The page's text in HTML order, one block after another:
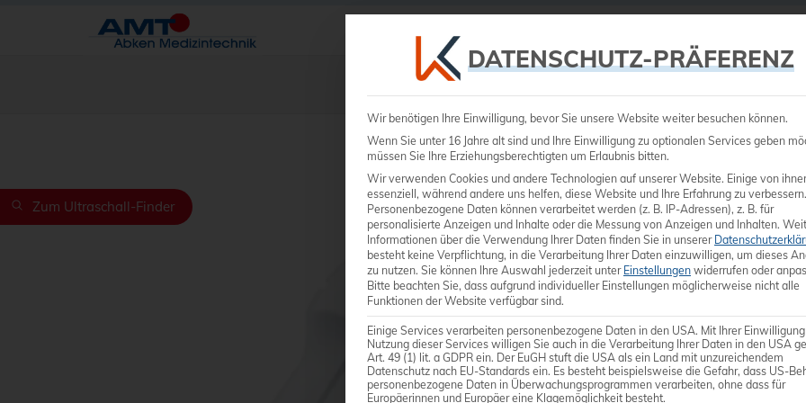
Zum Ultraschall-Finder
Ultraschall
Linear-
Frequenz-Bandbreite:
Anwenderspezifisch:
Bildfeld: 34mm
DATENSCHUTZ-PRÄFERENZ
Wir benötigen Ihre Einwilligung, bevor Sie unsere Website weiter besuchen können.
Wenn Sie unter 16 Jahre alt sind und Ihre Einwilligung zu optionalen Services geben
müssen Sie Ihre Erziehungsberechtigten um Erlaubnis bitten.
Wir verwenden Cookies und andere Technologien auf unserer Website. Einige von
essenziell, während andere uns helfen, diese Website und Ihre Erfahrung zu verbessern.
Personenbezogene Daten können verarbeitet werden (z. B. IP-Adressen), z. B. für
personalisierte Anzeigen und Inhalte oder die Messung von Anzeigen und Inhalten.
Informationen über die Verwendung Ihrer Daten finden Sie in unserer
besteht keine Verpflichtung, in die Verarbeitung Ihrer Daten einzuwilligen, um dieses
zu nutzen. Sie können Ihre Auswahl jederzeit unter Einstellungen widerrufen oder
Bitte beachten Sie, dass aufgrund individueller Einstellungen möglicherweise nicht alle
Funktionen der Website verfügbar sind.
Einige Services verarbeiten personenbezogene Daten in den USA. Mit Ihrer
Nutzung dieser Services willigen Sie auch in die Verarbeitung Ihrer Daten in den USA
Art. 49 (1) lit. a GDPR ein. Der EuGH stuft die USA als ein Land mit unzureichendem
Datenschutz nach EU-Standards ein. Es besteht beispielsweise die Gefahr, dass US-
personenbezogene Daten in Überwachungsprogrammen verarbeiten, ohne dass für
Europäerinnen und Europäer eine Klagemöglichkeit besteht.